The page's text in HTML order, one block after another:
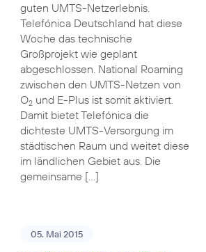
guten UMTS-Netzerlebnis.
Telefónica Deutschland hat diese
Woche das technische
Großprojekt wie geplant
abgeschlossen. National Roaming
zwischen den UMTS-Netzen von
O2und E-Plus ist somit aktiviert.
Damit bietet Telefónica die
dichteste UMTS-Versorgung im
städtischen Raum und weitet diese
im ländlichen Gebiet aus. Die
gemeinsame […]
05. Mai 2015